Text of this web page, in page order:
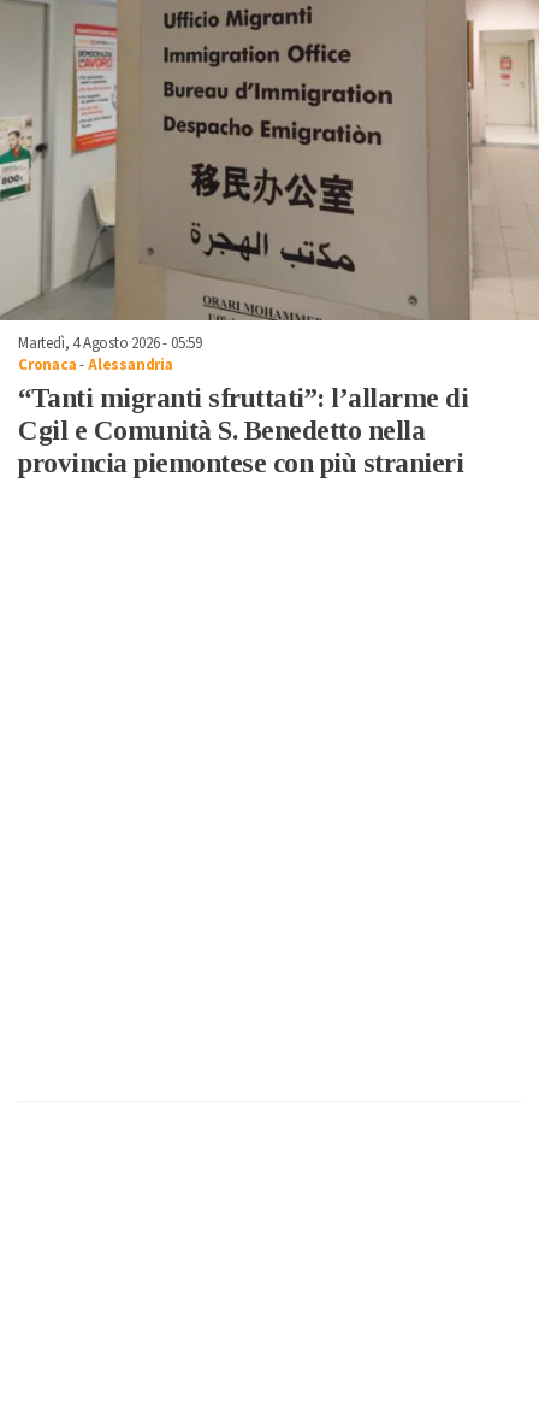
Martedì, 4 Agosto 2026 - 05:59
Cronaca-Alessandria
“Tanti migranti sfruttati”: l’allarme di
Cgil e Comunità S. Benedetto nella
provincia piemontese con più stranieri